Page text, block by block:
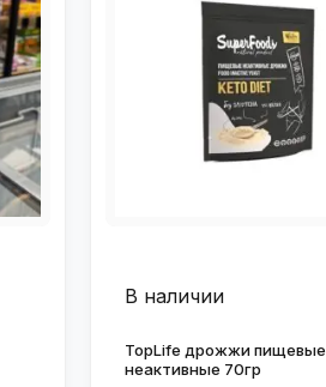
В наличии
TopLife дрожжи пищевые
неактивные 70гр